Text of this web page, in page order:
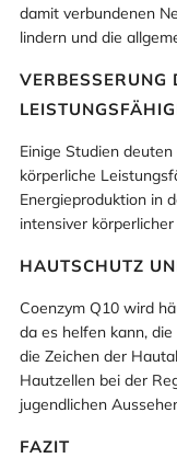
damit verbundenen
lindern und die
VERBESSERUNG
Einige Studien
körperliche
Energieproduktion in
intensiver
HAUTSCHUTZ
Coenzym Q10 wird
da es helfen kann,
die Zeichen der
Hautzellen bei der
jugendlichen
FAZIT